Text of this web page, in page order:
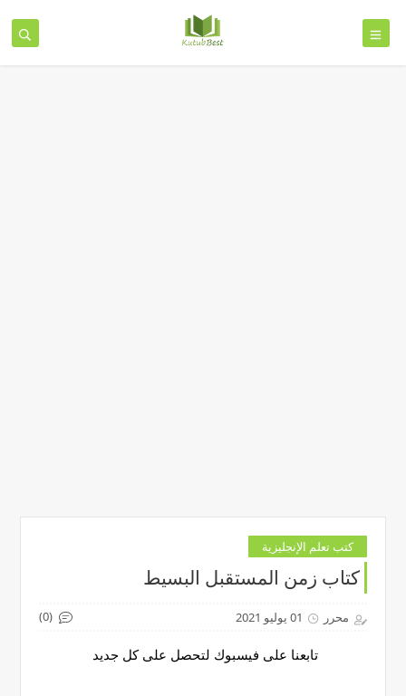
كتب تعلم الإنجليزية
كتاب زمن المستقبل البسيط
محرر 01 يوليو 2021 (0)
تابعنا على فيسبوك لتحصل على كل جديد